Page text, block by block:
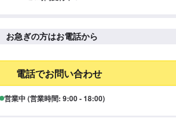
お急ぎの方はお電話から
電話でお問い合わせ
営業中 (営業時間: 9:00 - 18:00)